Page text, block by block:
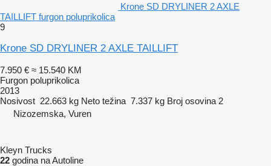
Krone SD DRYLINER 2 AXLE
TAILLIFT furgon poluprikolica
9
Krone SD DRYLINER 2 AXLE TAILLIFT
7.950 € ≈ 15.540 KM
Furgon poluprikolica
2013
Nosivost 22.663 kg Neto težina 7.337 kg Broj osovina 2
Nizozemska, Vuren
Kleyn Trucks
22 godina na Autoline